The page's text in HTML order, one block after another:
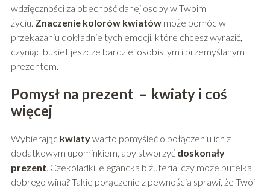
wdzięczności za obecność danej osoby w Twoim
życiu. Znaczenie kolorów kwiatówmoże pomóc w
przekazaniu dokładnie tych emocji, które chcesz wyrazić,
czyniąc bukiet jeszcze bardziej osobistym i przemyślanym
prezentem.
Pomysł na prezent – kwiaty i coś
więcej
Wybierając kwiatywarto pomyśleć o połączeniu ich z
dodatkowym upominkiem, aby stworzyć doskonały
prezent . Czekoladki, elegancka biżuteria, czy może butelka
dobrego wina? Takie połączenie z pewnością sprawi, że Twój